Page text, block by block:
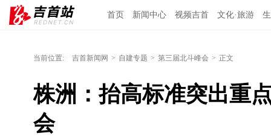
首页 新闻中心 视频吉首 文化·旅游
当前位置: 吉首新闻网 > 自建专题 > 第三届北斗峰会 > 正文
株洲：抬高标准突出重
会